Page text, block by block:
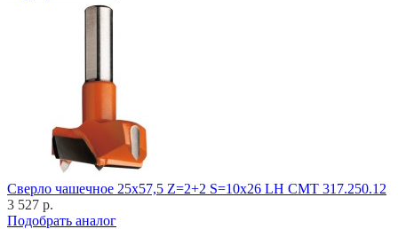
Cверло чашечное 25x57,5 Z=2+2 S=10x26 LH CMT 317.250.12
3 527 р.
Подобрать аналог